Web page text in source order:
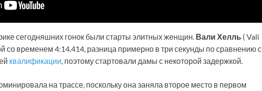
сегодняшних гонок были старты элитных женщин. Вали Хелль ( Vali
со временем 4:14.414, разница примерно в три секунды по сравнению с
квалификации, поэтому стартовали дамы с некоторой задержкой.
на трассе, поскольку она заняла второе место в первом